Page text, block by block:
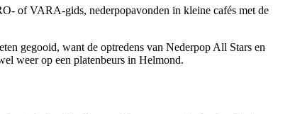
of VARA-gids, nederpopavonden in kleine cafés met de
gegooid, want de optredens van Nederpop All Stars en
weer op een platenbeurs in Helmond.